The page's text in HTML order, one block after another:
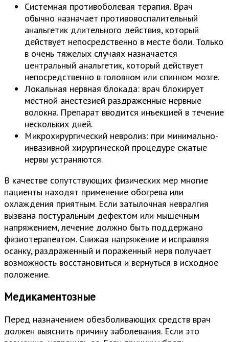
Системная противоболевая терапия. Врач
обычно назначает противовоспалительный
анальгетик длительного действия, который
действует непосредственно в месте боли. Только
в очень тяжелых случаях назначается
центральный анальгетик, который действует
непосредственно в головном или спинном мозге.
Локальная нервная блокада: врач блокирует
местной анестезией раздраженные нервные
волокна. Препарат вводится инъекцией в течение
нескольких дней.
Микрохирургический невролиз: при минимально-
инвазивной хирургической процедуре сжатые
нервы устраняются.
В качестве сопутствующих физических мер многие
пациенты находят применение обогрева или
охлаждения приятным. Если затылочная невралгия
вызвана постуральным дефектом или мышечным
напряжением, лечение должно быть поддержано
физиотерапевтом. Снижая напряжение и исправляя
осанку, раздраженный и пораженный нерв получает
возможность восстановиться и вернуться в исходное
положение.
Медикаментозные
Перед назначением обезболивающих средств врач
должен выяснить причину заболевания. Если это